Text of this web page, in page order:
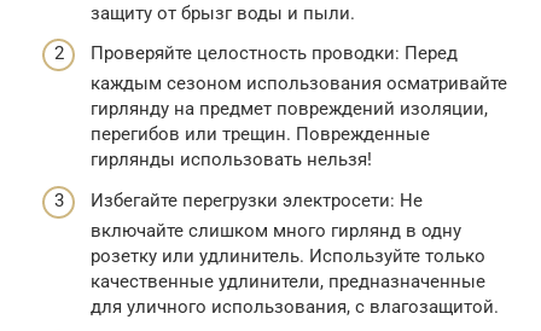
защиту от брызг воды и пыли.
Проверяйте целостность проводки: Перед
каждым сезоном использования осматривайте
гирлянду на предмет повреждений изоляции,
перегибов или трещин. Поврежденные
гирлянды использовать нельзя!
Избегайте перегрузки электросети: Не
включайте слишком много гирлянд в одну
розетку или удлинитель. Используйте только
качественные удлинители, предназначенные
для уличного использования, с влагозащитой.